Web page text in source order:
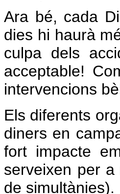
Ara bé, cada
dies hi haurà
culpa dels
acceptable!
intervencions
Els diferents
diners en
fort impacte
serveixen per
de simultànies).